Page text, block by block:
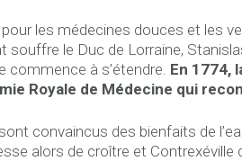
les médecines douces et les
le Duc de Lorraine,
commence à s’étendre. En 1774,
Royale de Médecine qui
convaincus des bienfaits de
alors de croître et